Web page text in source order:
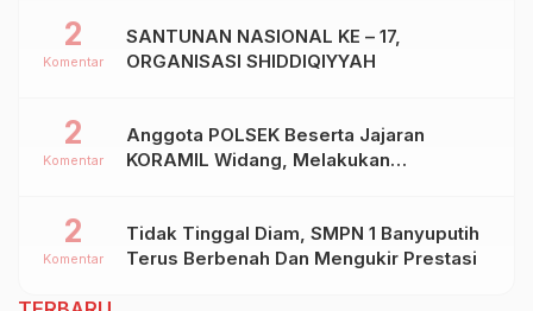
SANTUNAN NASIONAL KE – 17,
ORGANISASI SHIDDIQIYYAH
2
Komentar
Anggota POLSEK Beserta Jajaran
KORAMIL Widang, Melakukan
Kab.TUBAN
2
Komentar
Tidak Tinggal Diam, SMPN 1 Banyuputih
Terus Berbenah Dan Mengukir Prestasi
2
Komentar